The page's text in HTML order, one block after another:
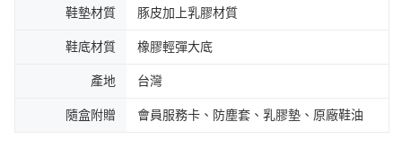
鞋墊材質 豚皮加上乳膠材質
鞋底材質 橡膠輕彈大底
產地 台灣
隨盒附贈 會員服務卡、防塵套、乳膠墊、原廠鞋油